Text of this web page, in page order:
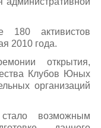
активистов
2010 года.
открытия,
Клубов Юных
организаций
возможным